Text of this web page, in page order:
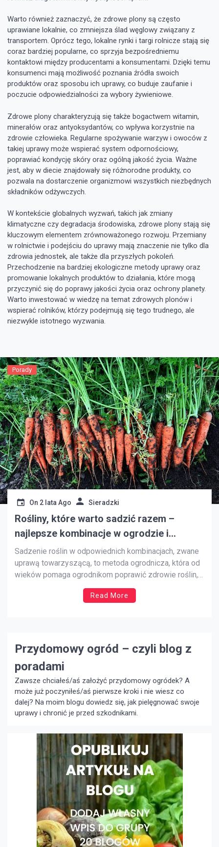
Warto również zaznaczyć, że zdrowe plony są często
uprawiane lokalnie, co zmniejsza ślad węglowy związany z
transportem. Oprócz tego, lokalne rynki i targi rolnicze stają się
coraz bardziej popularne, co sprzyja bezpośredniemu
kontaktowi między producentami a konsumentami. Dzięki temu
konsumenci mają możliwość poznania źródła swoich
produktów oraz sposobu ich uprawy, co buduje zaufanie i
poczucie odpowiedzialności za wybory żywieniowe.
Zdrowe plony charakteryzują się także bogactwem witamin,
minerałów oraz antyoksydantów, co wpływa korzystnie na
zdrowie człowieka. Regularne spożywanie warzyw i owoców z
takiej uprawy może wspierać system odpornościowy,
poprawiać kondycję skóry oraz ogólną jakość życia. Ważne
jest, aby w diecie znajdowały się różnorodne produkty, co
pozwala na dostarczenie organizmowi wszystkich niezbędnych
składników odżywczych.
W kontekście globalnych wyzwań, takich jak zmiany
klimatyczne czy degradacja środowiska, zdrowe plony stają się
kluczowym elementem zrównoważonego rozwoju. Przemiany
w rolnictwie i podejściu do uprawy mają znaczenie nie tylko dla
zdrowia jednostek, ale także dla przyszłych pokoleń.
Przechodzenie na bardziej ekologiczne metody uprawy oraz
promowanie lokalnych produktów to działania, które mogą
przyczynić się do poprawy jakości życia oraz ochrony planety.
Warto inwestować w wiedzę na temat zdrowych plonów i
wspierać rolników, którzy podejmują się tego trudnego, ale
niezwykle istotnego wyzwania.
Porady
On 2 lata Ago Sieradzki
Rośliny, które warto sadzić razem –
najlepsze kombinacje w ogrodzie i
warzywniku
Sadzenie roślin w odpowiednich kombinacjach, zwane
uprawą towarzyszącą, to metoda ogrodnicza, która od
wieków pomaga ogrodnikom poprawić zdrowie roślin,
zwiększyć plony i chronić uprawy przed szkodnikami.
Dzięki odpowiedniemu doborowi gatunków, które
jeszcze […]
Read More
Przydomowy ogród – czyli blog z
poradami
Zawsze chciałeś/aś założyć przydomowy ogródek? A
może już poczyniłeś/aś pierwsze kroki i nie wiesz co
dalej? Na moim blogu dowiedz się, jak pielęgnować swoje
uprawy i chronić je przed szkodnikami.